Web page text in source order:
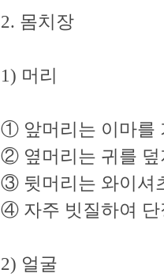
2. 몸치장
1) 머리
① 앞머리는 이마를
② 옆머리는 귀를 덮
③ 뒷머리는 와이셔
④ 자주 빗질하여 단
2) 얼굴